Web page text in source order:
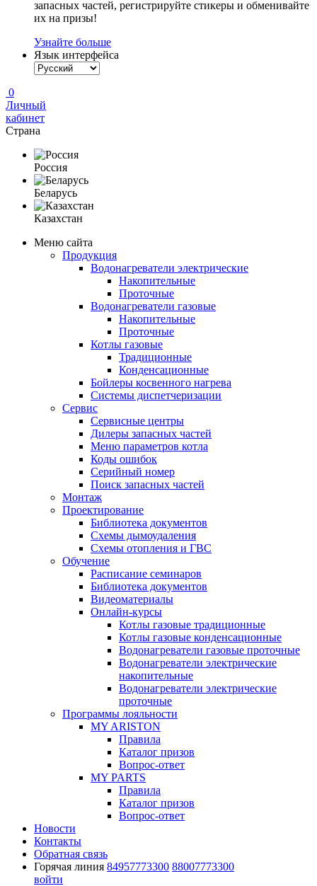
запасных частей, регистрируйте стикеры и обменивайте
их на призы!
Узнайте больше
Язык интерфейса
0
Личный
кабинет
Страна
Россия
Беларусь
Казахстан
Меню сайта
Продукция
Водонагреватели электрические
Накопительные
Проточные
Водонагреватели газовые
Накопительные
Проточные
Котлы газовые
Традиционные
Конденсационные
Бойлеры косвенного нагрева
Системы диспетчеризации
Сервис
Сервисные центры
Дилеры запасных частей
Меню параметров котла
Коды ошибок
Серийный номер
Поиск запасных частей
Монтаж
Проектирование
Библиотека документов
Схемы дымоудаления
Схемы отопления и ГВС
Обучение
Расписание семинаров
Библиотека документов
Видеоматериалы
Онлайн-курсы
Котлы газовые традиционные
Котлы газовые конденсационные
Водонагреватели газовые проточные
Водонагреватели электрические
накопительные
Водонагреватели электрические
проточные
Программы лояльности
MY ARISTON
Правила
Каталог призов
Вопрос-ответ
MY PARTS
Правила
Каталог призов
Вопрос-ответ
Новости
Контакты
Обратная связь
Горячая линия 84957773300 88007773300
войти